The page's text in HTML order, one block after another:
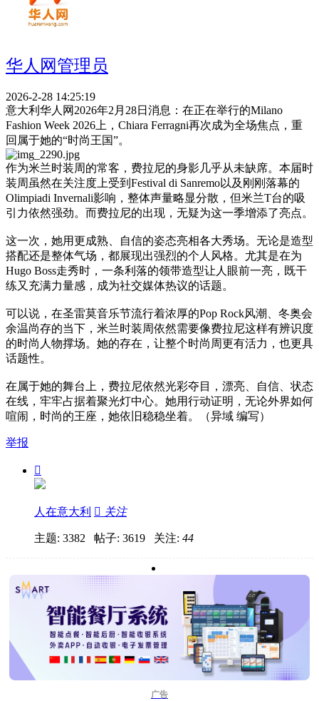
华人网管理员
2026-2-28 14:25:19
意大利华人网2026年2月28日消息：在正在举行的Milano
Fashion Week 2026上，Chiara Ferragni再次成为全场焦点，重
回属于她的“时尚王国”。
作为米兰时装周的常客，费拉尼的身影几乎从未缺席。本届时
装周虽然在关注度上受到Festival di Sanremo以及刚刚落幕的
Olimpiadi Invernali影响，整体声量略显分散，但米兰T台的吸
引力依然强劲。而费拉尼的出现，无疑为这一季增添了亮点。
这一次，她用更成熟、自信的姿态亮相各大秀场。无论是造型
搭配还是整体气场，都展现出强烈的个人风格。尤其是在为
Hugo Boss走秀时，一条利落的领带造型让人眼前一亮，既干
练又充满力量感，成为社交媒体热议的话题。
可以说，在圣雷莫音乐节流行着浓厚的Pop Rock风潮、冬奥会
余温尚存的当下，米兰时装周依然需要像费拉尼这样有辨识度
的时尚人物撑场。她的存在，让整个时尚周更有活力，也更具
话题性。
在属于她的舞台上，费拉尼依然光彩夺目，漂亮、自信、状态
在线，牢牢占据着聚光灯中心。她用行动证明，无论外界如何
喧闹，时尚的王座，她依旧稳稳坐着。（异域 编写）
举报

人在意大利  关注
主题: 3382 帖子: 3619 关注: 44
广告